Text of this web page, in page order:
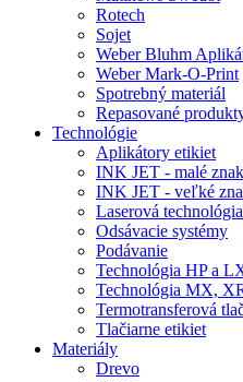
Rotech
Sojet
Weber Bluhm
Weber Mark-O-Print
Spotrebný materiál
Repasované
Technológie
Aplikátory etikiet
INK JET - malé
INK JET - veľké
Laserová technológia
Odsávacie systémy
Podávanie
Technológia HP a
Technológia MX,
Termotransferová
Tlačiarne etikiet
Materiály
Drevo